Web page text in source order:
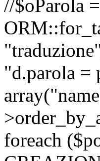
//$oParola
"d.parola
foreach